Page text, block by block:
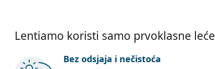
Lentiamo koristi samo prvoklasne leće
Bez odsjaja i nečistoća